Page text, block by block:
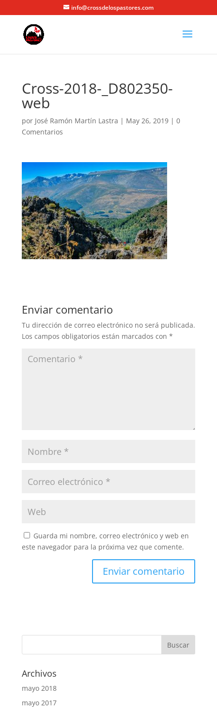
info@crossdelospastores.com
Cross-2018-_D802350-
web
por José Ramón Martín Lastra | May 26, 2019| 0
Comentarios
Enviar comentario
Tu dirección de correo electrónico no será publicada.
Los campos obligatorios están marcados con *
Guarda mi nombre, correo electrónico y web en
este navegador para la próxima vez que comente.
Archivos
mayo 2018
mayo 2017